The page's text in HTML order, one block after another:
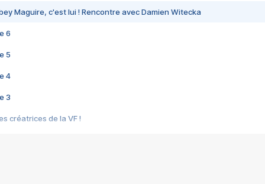
Maguire, c'est lui ! Rencontre avec Damien Witecka
6
5
4
3
créatrices de la VF !